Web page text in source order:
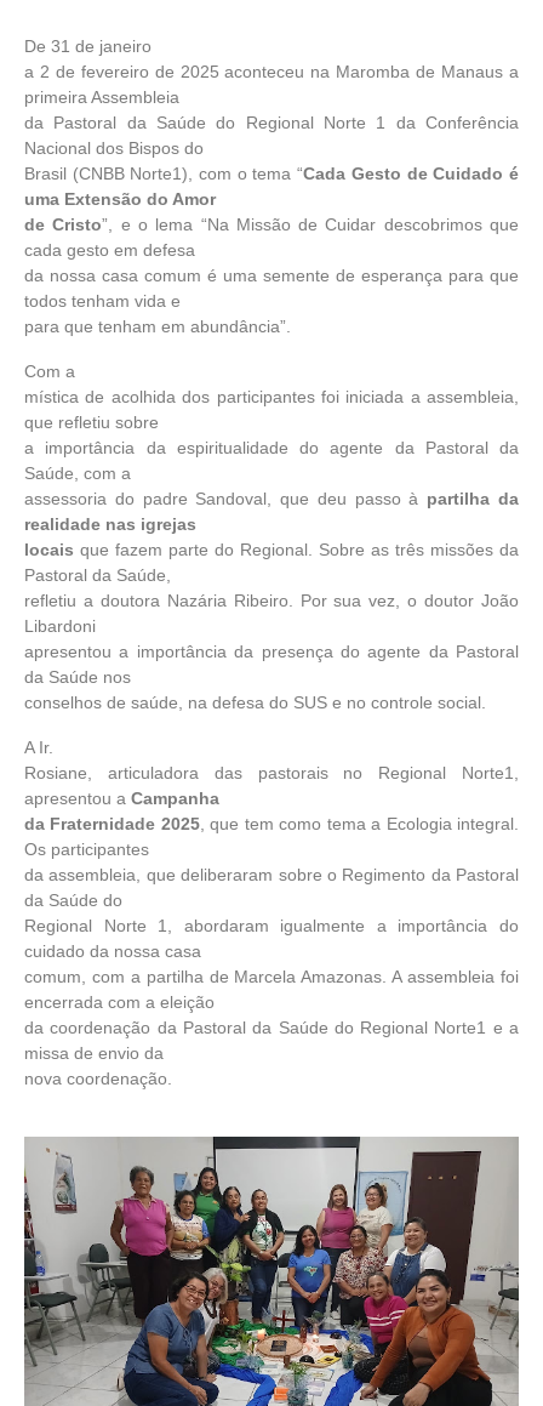
De 31 de janeiro
a 2 de fevereiro de 2025 aconteceu na Maromba de Manaus a
primeira Assembleia
da Pastoral da Saúde do Regional Norte 1 da Conferência
Nacional dos Bispos do
Brasil (CNBB Norte1), com o tema “Cada Gesto de Cuidado é
uma Extensão do Amor
de Cristo”, e o lema “Na Missão de Cuidar descobrimos que
cada gesto em defesa
da nossa casa comum é uma semente de esperança para que
todos tenham vida e
para que tenham em abundância”.
Com a
mística de acolhida dos participantes foi iniciada a assembleia,
que refletiu sobre
a importância da espiritualidade do agente da Pastoral da
Saúde, com a
assessoria do padre Sandoval, que deu passo à partilha da
realidade nas igrejas
locais que fazem parte do Regional. Sobre as três missões da
Pastoral da Saúde,
refletiu a doutora Nazária Ribeiro. Por sua vez, o doutor João
Libardoni
apresentou a importância da presença do agente da Pastoral
da Saúde nos
conselhos de saúde, na defesa do SUS e no controle social.
A Ir.
Rosiane, articuladora das pastorais no Regional Norte1,
apresentou a Campanha
da Fraternidade 2025, que tem como tema a Ecologia integral.
Os participantes
da assembleia, que deliberaram sobre o Regimento da Pastoral
da Saúde do
Regional Norte 1, abordaram igualmente a importância do
cuidado da nossa casa
comum, com a partilha de Marcela Amazonas. A assembleia foi
encerrada com a eleição
da coordenação da Pastoral da Saúde do Regional Norte1 e a
missa de envio da
nova coordenação.